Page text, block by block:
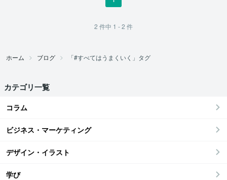
2 件中 1 - 2 件
ホーム ブログ 「#すべてはうまくいく」タグ
カテゴリ一覧
コラム
ビジネス・マーケティング
デザイン・イラスト
学び